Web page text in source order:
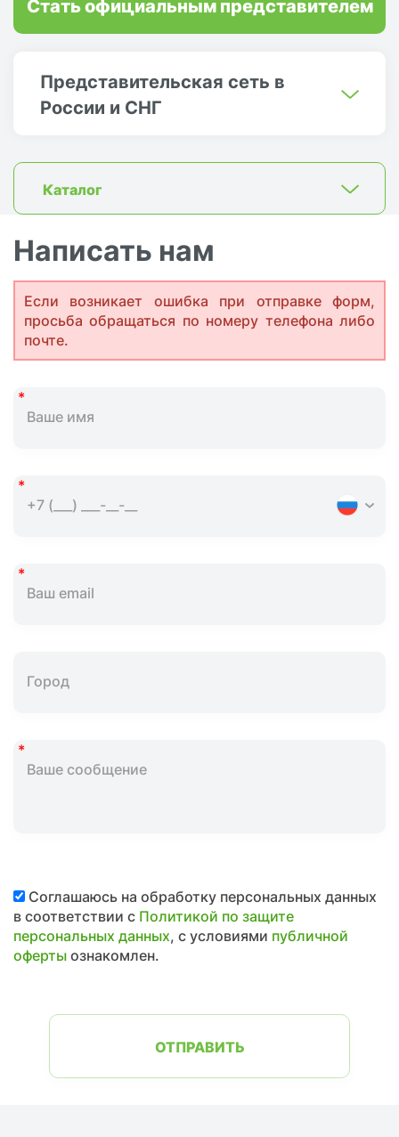
Представительская сеть в
России и СНГ
Каталог
Написать нам
Если возникает ошибка при отправке форм,
просьба обращаться по номеру телефона либо
почте.
Соглашаюсь на обработку персональных данных
в соответствии с Политикой по защите
персональных данных, с условиями публичной
офертыознакомлен.
ОТПРАВИТЬ